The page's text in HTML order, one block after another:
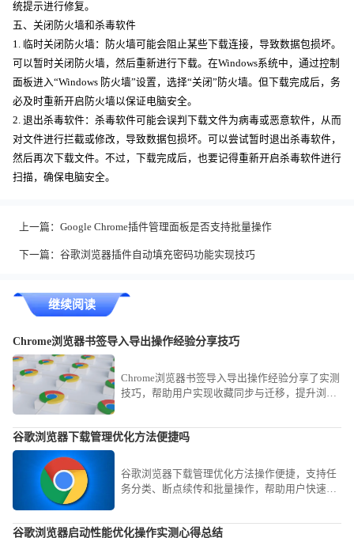
统提示进行修复。
五、关闭防火墙和杀毒软件
1. 临时关闭防火墙：防火墙可能会阻止某些下载连接，导致数据包损坏。
可以暂时关闭防火墙，然后重新进行下载。在Windows系统中，通过控制
面板进入“Windows 防火墙”设置，选择“关闭”防火墙。但下载完成后，务
必及时重新开启防火墙以保证电脑安全。
2. 退出杀毒软件：杀毒软件可能会误判下载文件为病毒或恶意软件，从而
对文件进行拦截或修改，导致数据包损坏。可以尝试暂时退出杀毒软件，
然后再次下载文件。不过，下载完成后，也要记得重新开启杀毒软件进行
扫描，确保电脑安全。
上一篇： Google Chrome插件管理面板是否支持批量操作
下一篇： 谷歌浏览器插件自动填充密码功能实现技巧
继续阅读
Chrome浏览器书签导入导出操作经验分享技巧
Chrome浏览器书签导入导出操作经验分享了实测
技巧，帮助用户实现收藏同步与迁移，提升浏览
谷歌浏览器下载管理优化方法便捷吗
谷歌浏览器下载管理优化方法操作便捷，支持任
务分类、断点续传和批量操作，帮助用户快速管
谷歌浏览器启动性能优化操作实测心得总结